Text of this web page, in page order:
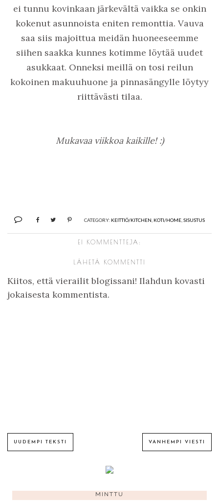
ei tunnu kovinkaan järkevältä vaikka se onkin
kokenut asunnoista eniten remonttia. Vauva
saa siis majoittua meidän huoneeseemme
siihen saakka kunnes kotimme löytää uudet
asukkaat. Onneksi meillä on tosi reilun
kokoinen makuuhuone ja pinnasängylle löytyy
riittävästi tilaa.
Mukavaa viikkoa kaikille! :)
CATEGORY: KEITTIÖ/KITCHEN KOTI/HOME SISUSTUS
EI KOMMENTTEJA:
LÄHETÄ KOMMENTTI
Kiitos, että vierailit blogissani! Ilahdun kovasti
jokaisesta kommentista.
UUDEMPI TEKSTI VANHEMPI VIESTI
MINTTU